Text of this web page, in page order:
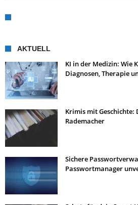
AKTUELL
KI in der Medizin: Wie
Diagnosen, Therapie
Krimis mit Geschichte:
Rademacher
Sichere
Passwortmanager